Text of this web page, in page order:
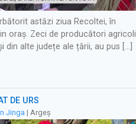
astăzi ziua Recoltei, în
oraș. Zeci de producători agricoli
din alte județe ale țării, au pus […]
DE URS
Jinga | Argeș